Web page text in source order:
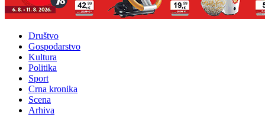
Društvo
Gospodarstvo
Kultura
Politika
Sport
Crna kronika
Scena
Arhiva